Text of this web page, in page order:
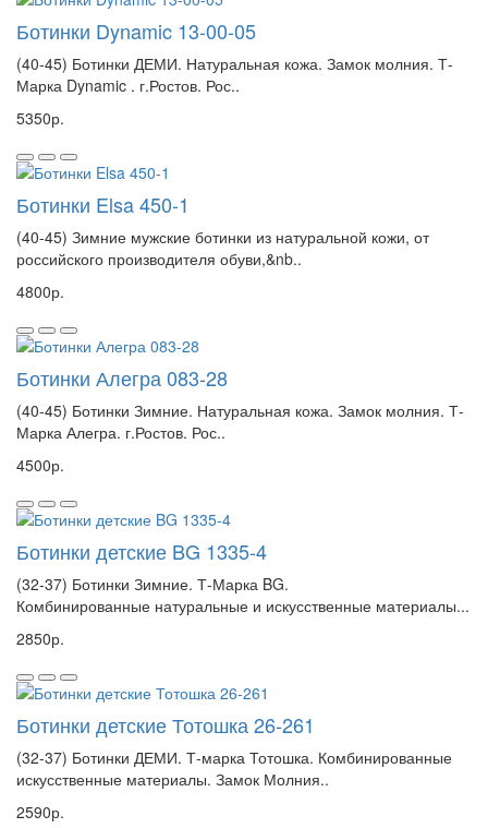
Ботинки Dynamic 13-00-05
(40-45) Ботинки ДЕМИ. Натуральная кожа. Замок молния. Т-
Марка Dynamic . г.Ростов. Рос..
5350р.
Ботинки Elsa 450-1
(40-45) Зимние мужские ботинки из натуральной кожи, от
российского производителя обуви,&nb..
4800р.
Ботинки Алегра 083-28
(40-45) Ботинки Зимние. Натуральная кожа. Замок молния. Т-
Марка Алегра. г.Ростов. Рос..
4500р.
Ботинки детские BG 1335-4
(32-37) Ботинки Зимние. Т-Марка BG.
Комбинированные натуральные и искусственные материалы...
2850р.
Ботинки детские Тотошка 26-261
(32-37) Ботинки ДЕМИ. Т-марка Тотошка. Комбинированные
искусственные материалы. Замок Молния..
2590р.